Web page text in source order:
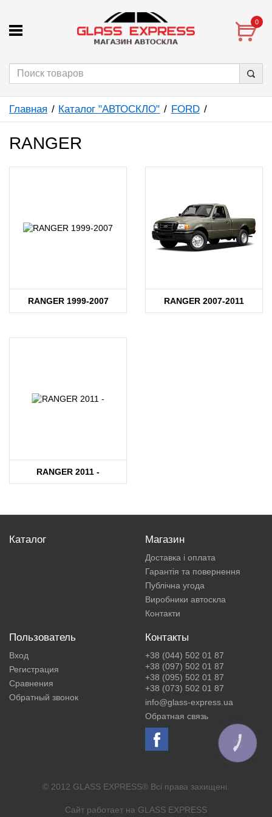
0
Главная Каталог "АВТОСКЛО" FORD
RANGER
RANGER 1999-2007 RANGER 2007-2011
RANGER 2011 -
Каталог Магазин
Доставка і оплата
Гарантія та повернення
Публічна угода
Виробники автоскла
Контакти
Пользователь
Вход
Регистрация
Сравнения
Обратный звонок
Контакты
+38 (044) 502 01 87
+38 (097) 502 01 87
+38 (095) 502 01 87
+38 (073) 502 01 87
info@glass-express.ua
Обратная связь
© 2012 GLASS EXPRESS® Всі права захищені.
Сайт работает на GLASS EXPRESS
КНОПКА
ЗВ'ЯЗКУ